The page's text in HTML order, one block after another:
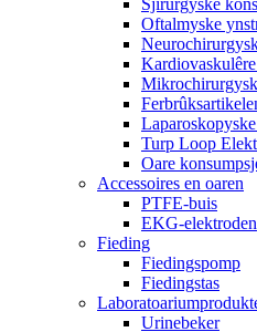
Sjirurgyske
Oftalmyske
Turp Loop
Oare
Accessoires en oaren
PTFE-buis
EKG-elektroden
Fieding
Fiedingspomp
Fiedingstas
Urinebeker